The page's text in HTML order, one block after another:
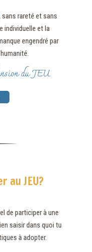
sans rareté et sans
individuelle et la
engendré par
du JEU
au JEU?
de participer à une
saisir dans quoi tu
à adopter.